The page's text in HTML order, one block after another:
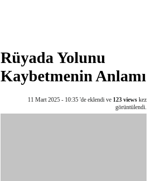
Rüyada Yolunu
Kaybetmenin Anlamı
11 Mart 2025 - 10:35 'de eklendi ve 123 views kez
görüntülendi.